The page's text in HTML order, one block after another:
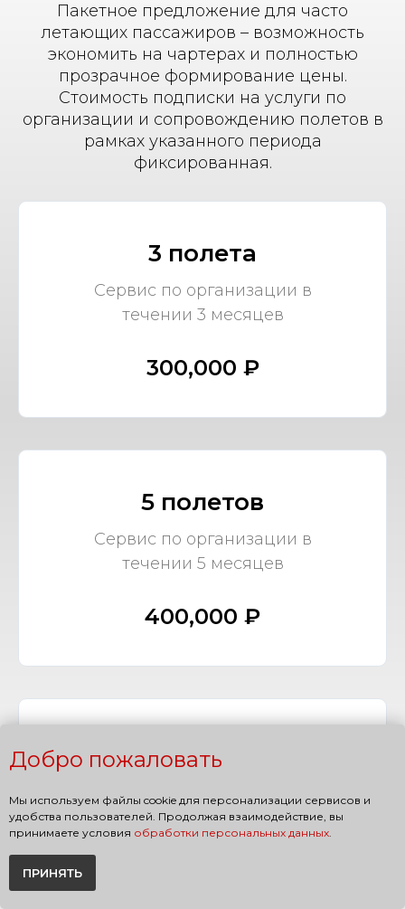
Пакетное предложение для часто
летающих пассажиров – возможность
экономить на чартерах и полностью
прозрачное формирование цены.
Стоимость подписки на услуги по
организации и сопровождению полетов в
рамках указанного периода
фиксированная.
3 полета
Сервис по организации в
течении 3 месяцев
300,000 ₽
5 полетов
Сервис по организации в
течении 5 месяцев
400,000 ₽
7 полетов
течении 7 месяцев
Добро пожаловать
Мы используем файлы cookie для персонализации сервисов и
удобства пользователей. Продолжая взаимодействие, вы
принимаете условия обработки персональных данных.
ПРИНЯТЬ